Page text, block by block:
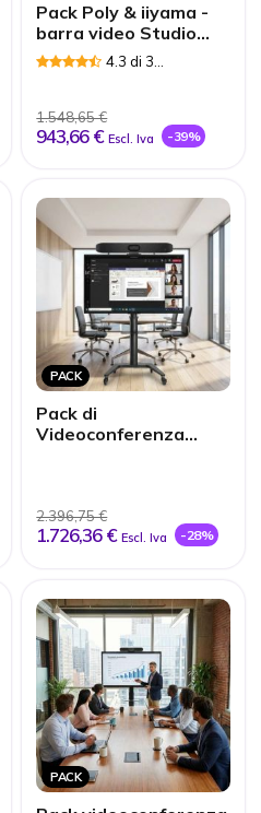
Pack Poly & iiyama -
barra video Studio
R30 + schermo 43'' +
supporto
4.3 di 3
1.548,65 €
943,66 € Escl. Iva -39%
PACK
Pack di
Videoconferenza
2.396,75 €
1.726,36 € Escl. Iva -28%
PACK